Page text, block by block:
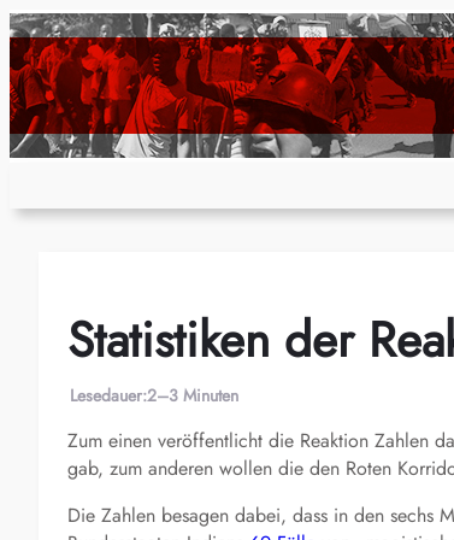
Zum
Inhalt
springen
Statistiken der
Lesedauer:2–3 Minuten
Zum einen veröffentlicht die Reaktion Zahlen
gab, zum anderen wollen die den Roten
Die Zahlen besagen dabei, dass in den sechs